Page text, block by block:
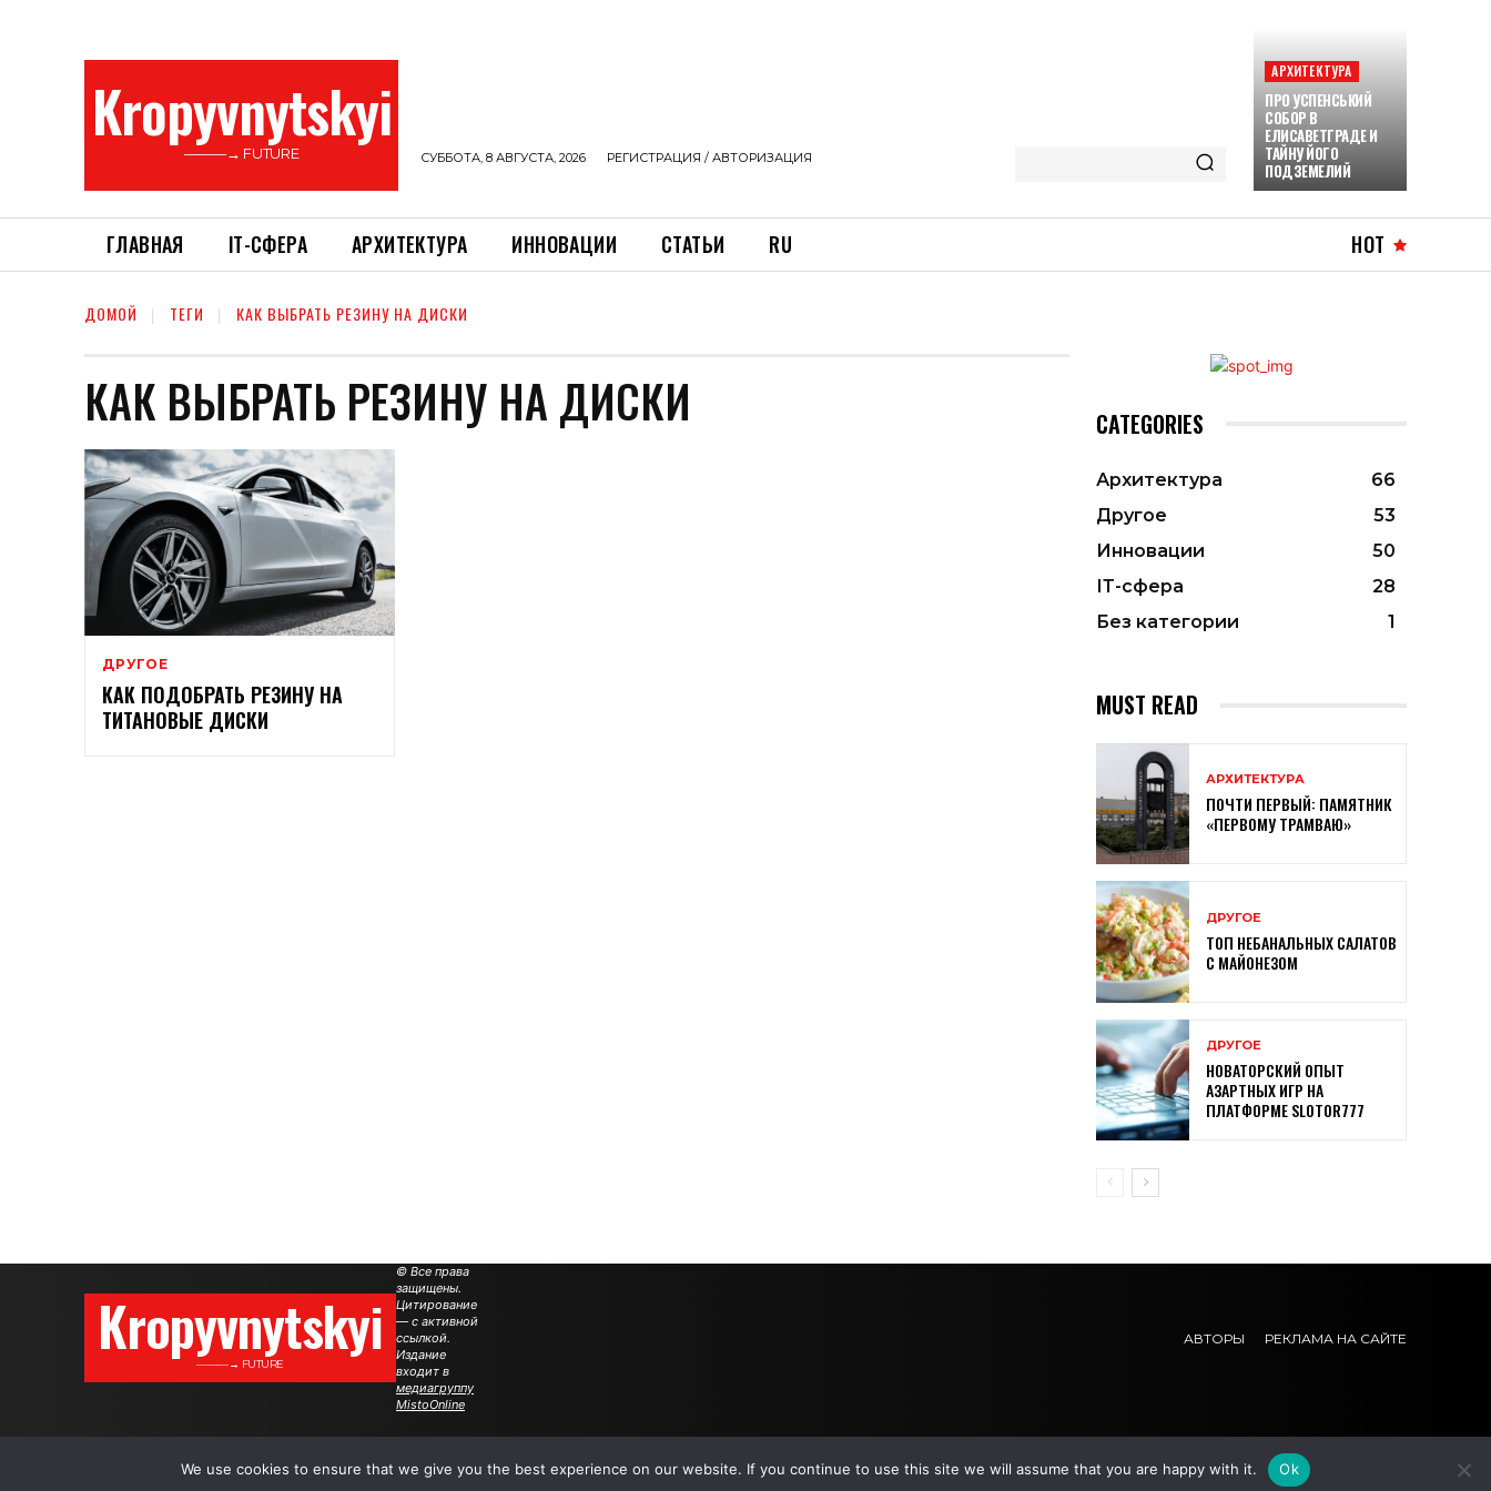
Kropyvnytskyi
———→ FUTURE СУББОТА, 8 АВГУСТА, 2026 РЕГИСТРАЦИЯ / АВТОРИЗАЦИЯ
АРХИТЕКТУРА
ПРО УСПЕНСЬКИЙ
СОБОР В
ЕЛИСАВЕТГРАДЕ И
ТАЙНУ ЙОГО
ПОДЗЕМЕЛИЙ
ГЛАВНАЯ ІТ-СФЕРА АРХИТЕКТУРА ИННОВАЦИИ СТАТЬИ RU HOT
ДОМОЙ ТЕГИ КАК ВЫБРАТЬ РЕЗИНУ НА ДИСКИ
КАК ВЫБРАТЬ РЕЗИНУ НА ДИСКИ
ДРУГОЕ
КАК ПОДОБРАТЬ РЕЗИНУ НА
ТИТАНОВЫЕ ДИСКИ
CATEGORIES
Архитектура
66
Другое
53
Инновации
50
ІТ-сфера
28
Без категории
1
MUST READ
АРХИТЕКТУРА
ПОЧТИ ПЕРВЫЙ: ПАМЯТНИК
«ПЕРВОМУ ТРАМВАЮ»
ДРУГОЕ
ТОП НЕБАНАЛЬНЫХ САЛАТОВ
С МАЙОНЕЗОМ
ДРУГОЕ
НОВАТОРСКИЙ ОПЫТ
АЗАРТНЫХ ИГР НА
ПЛАТФОРМЕ SLOTOR777
Kropyvnytskyi
———→ FUTURE
© Все права
защищены.
Цитирование
— с активной
ссылкой.
Издание
входит в
медиагруппу
MistoOnline
АВТОРЫ РЕКЛАМА НА САЙТЕ
We use cookies to ensure that we give you the best experience on our website. If you continue to use this site we will assume that you are happy with it. Ok